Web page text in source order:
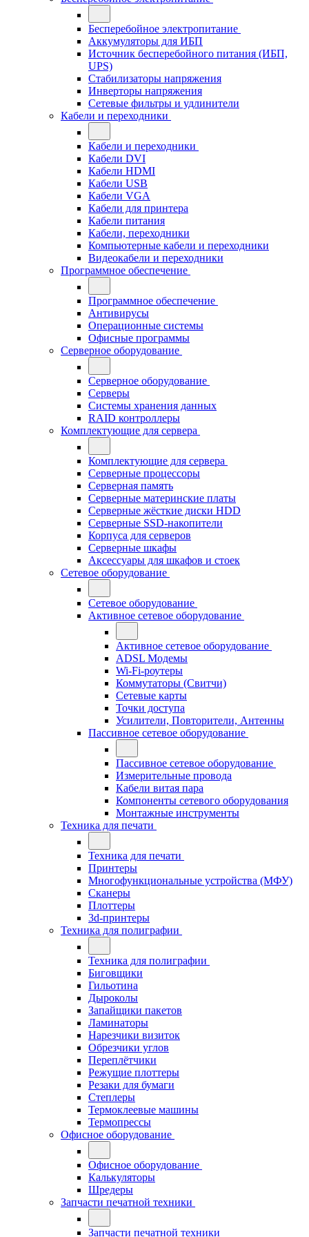
Бесперебойное электропитание
Аккумуляторы для ИБП
Источник бесперебойного питания (ИБП,
UPS)
Стабилизаторы напряжения
Инверторы напряжения
Сетевые фильтры и удлинители
Кабели и переходники
Кабели и переходники
Кабели DVI
Кабели HDMI
Кабели USB
Кабели VGA
Кабели для принтера
Кабели питания
Кабели, переходники
Компьютерные кабели и переходники
Видеокабели и переходники
Программное обеспечение
Программное обеспечение
Антивирусы
Операционные системы
Офисные программы
Серверное оборудование
Серверное оборудование
Серверы
Системы хранения данных
RAID контроллеры
Комплектующие для сервера
Комплектующие для сервера
Серверные процессоры
Серверная память
Серверные материнские платы
Серверные жёсткие диски HDD
Серверные SSD-накопители
Корпуса для серверов
Серверные шкафы
Аксессуары для шкафов и стоек
Сетевое оборудование
Сетевое оборудование
Активное сетевое оборудование
Активное сетевое оборудование
ADSL Модемы
Wi-Fi-роутеры
Коммутаторы (Свитчи)
Сетевые карты
Точки доступа
Усилители, Повторители, Антенны
Пассивное сетевое оборудование
Пассивное сетевое оборудование
Измерительные провода
Кабели витая пара
Компоненты сетевого оборудования
Монтажные инструменты
Техника для печати
Техника для печати
Принтеры
Многофункциональные устройства (МФУ)
Сканеры
Плоттеры
3d-принтеры
Техника для полиграфии
Техника для полиграфии
Биговщики
Гильотина
Дыроколы
Запайщики пакетов
Ламинаторы
Нарезчики визиток
Обрезчики углов
Переплётчики
Режущие плоттеры
Резаки для бумаги
Степлеры
Термоклеевые машины
Термопрессы
Офисное оборудование
Офисное оборудование
Калькуляторы
Шредеры
Запчасти печатной техники
Запчасти печатной техники